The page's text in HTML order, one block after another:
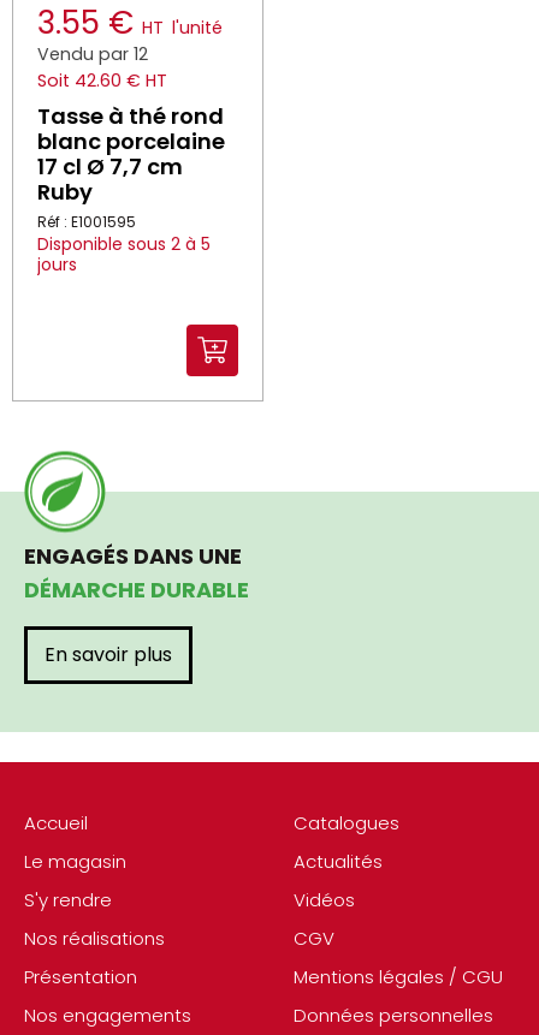
3.55 € HT l'unité
Vendu par 12
Soit 42.60 € HT
Tasse à thé rond
blanc porcelaine
17 cl Ø 7,7 cm
Ruby
Réf : E1001595
Disponible sous 2 à 5
jours
Accueil
Le magasin
S'y rendre
Nos réalisations
Présentation
Nos engagements
Catalogues
Actualités
Vidéos
CGV
Mentions légales / CGU
Données personnelles
ENGAGÉS DANS UNE
DÉMARCHE DURABLE
En savoir plus